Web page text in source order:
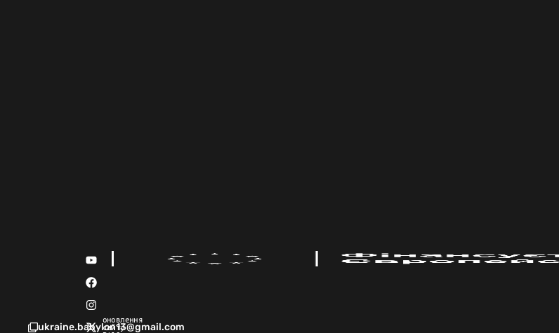
ukraine.babylon13@gmail.com
оновлення
сайту